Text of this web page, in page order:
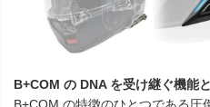
B+COM の DNA を受け継ぐ機能
B+COM の特徴のひとつである圧